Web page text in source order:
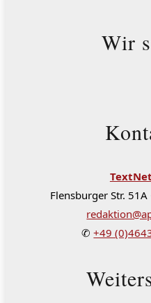
Wir
Flensburger Str.
✆+49